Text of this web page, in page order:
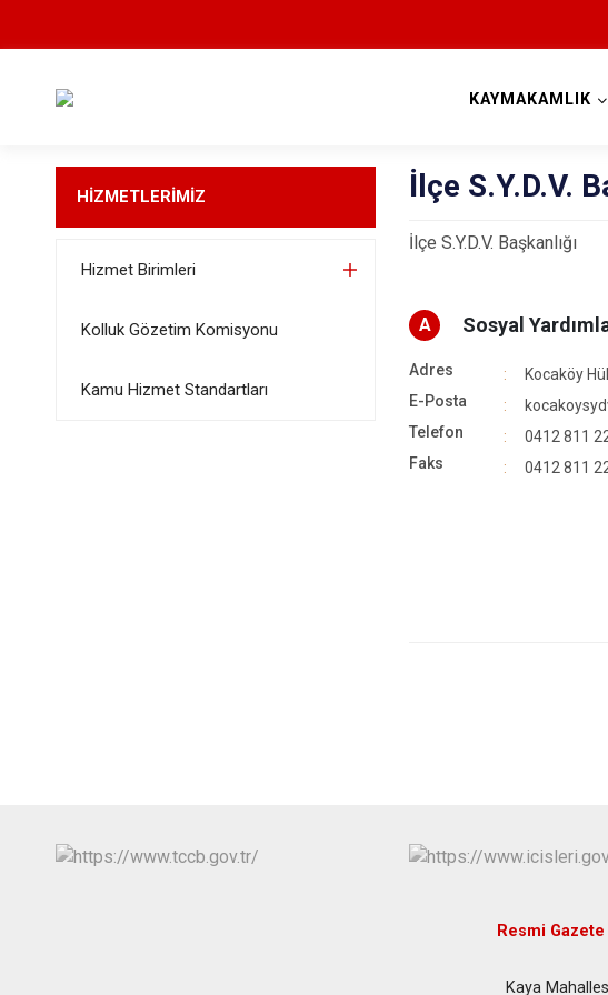
KAYMAKAMLIK
HİZMETLERİMİZ
Hizmet Birimleri
Kolluk Gözetim Komisyonu
Kamu Hizmet Standartları
İlçe S.Y.D.V.
İlçe S.Y.D.V. Başkanlığı
A Sosyal
Adres
Kocaköy
E-Posta
Telefon
0412 811
Faks
0412 811
Resmi Gazete
Kaya